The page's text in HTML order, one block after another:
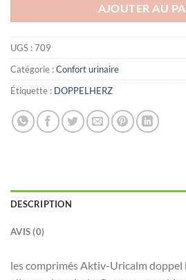
AJOUTER AU
UGS :709
Catégorie :Confort urinaire
Étiquette : DOPPELHERZ
DESCRIPTION
AVIS (0)
les comprimés Aktiv-Uricalm doppel